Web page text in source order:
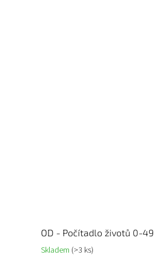
OD - Počítadlo životů 0-49
Skladem (>3 ks)